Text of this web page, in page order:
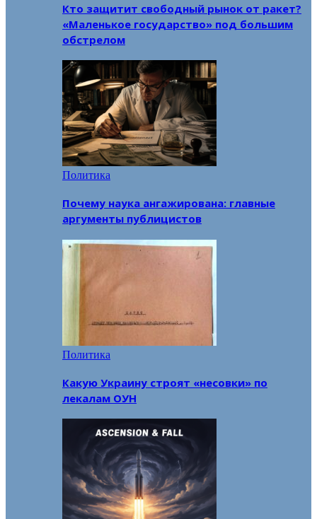
Кто защитит свободный рынок от ракет?
«Маленькое государство» под большим
обстрелом
Политика
Почему наука ангажирована: главные
аргументы публицистов
Политика
Какую Украину строят «несовки» по
лекалам ОУН